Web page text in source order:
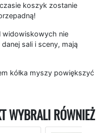
koszyk zostanie
widowiskowych nie
sali i sceny, mają
kółka myszy powiększyć
WYBRALI RÓWNIEŻ